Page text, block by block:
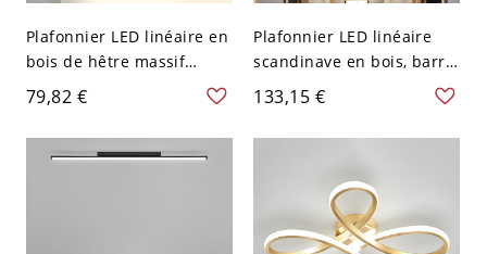
Plafonnier LED linéaire en
bois de hêtre massif
scandinave, montage
affleurant - Naturel 110 V-
120 V 50,8 cm
79,82 €
Plafonnier LED linéaire
scandinave en bois, barre
de plafond fine avec
diffuseur en acrylique -
110 V-120 V 120,65 cm
133,15 €